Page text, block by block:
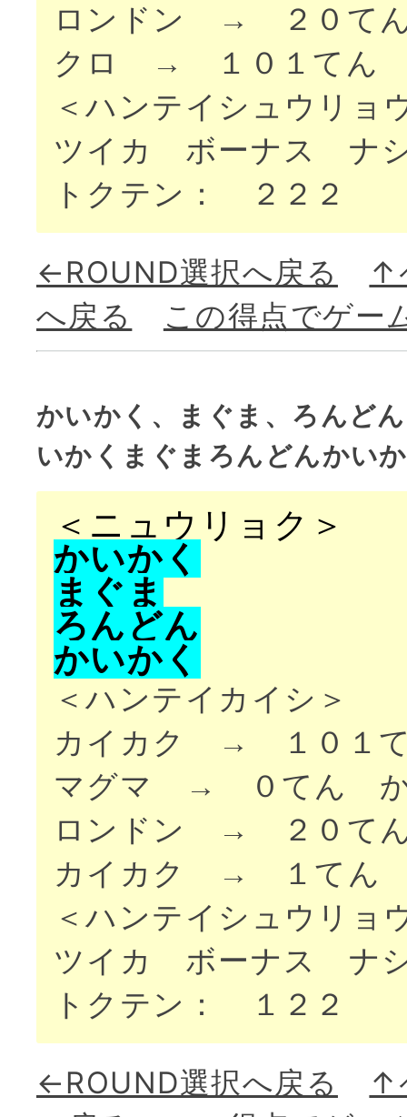
ロンドン → ２０て
クロ → １０１てん
＜ハンテイシュウリョ
ツイカ ボーナス ナ
トクテン： ２２２
←ROUND選択へ戻る
↑
へ戻る
この得点でゲー
かいかく、まぐま、ろんど
いかくまぐまろんどんかい
＜ニュウリョク＞
かいか く
ま ぐ ま
ろん どん
かいか く
＜ハンテイカイシ＞
カイカク → １０１
マグマ → ０てん か
ロンドン → ２０て
カイカク → １てん
＜ハンテイシュウリョ
ツイカ ボーナス ナ
トクテン： １２２
←ROUND選択へ戻る
↑